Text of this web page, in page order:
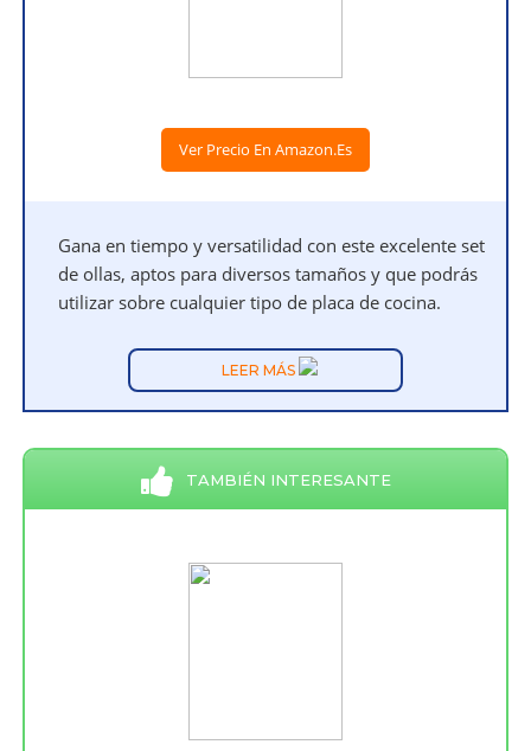
Ver Precio En Amazon.es
Gana en tiempo y versatilidad con este excelente set
de ollas, aptos para diversos tamaños y que podrás
utilizar sobre cualquier tipo de placa de cocina.
LEER MÁS
TAMBIÉN INTERESANTE